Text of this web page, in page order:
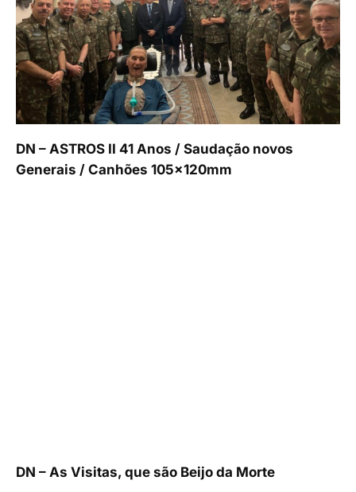
DN – ASTROS II 41 Anos / Saudação novos
Generais / Canhões 105x120mm
DN – As Visitas, que são Beijo da Morte